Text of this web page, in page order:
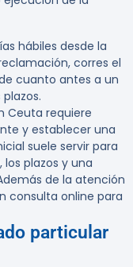
hábiles desde la
corres el
cuanto antes a un
Ceuta requiere
y establecer una
suele servir para
plazos y una
de la atención
consulta online para
particular